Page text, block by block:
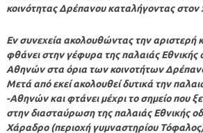
κοινότητας Δρέπανου καταλήγοντας στον
Εν συνεχεία ακολουθώντας την αριστερή
φθάνει στην γέφυρα της παλαιάς
Αθηνών στα όρια των κοινοτήτων
Μετά από εκεί ακολουθεί δυτικά την
-Αθηνών και φτάνει μέχρι το σημείο που
στην διασταύρωση της παλαιάς Εθνικής
Χάραδρο (περιοχή γυμναστηρίου